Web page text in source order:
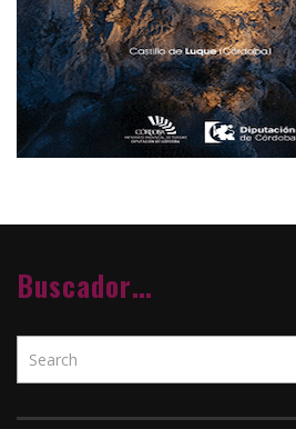
Buscador…